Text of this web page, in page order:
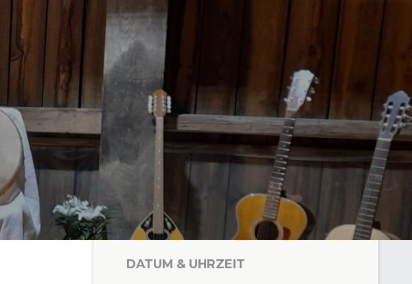
DATUM & UHRZEIT